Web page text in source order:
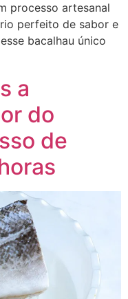
processo artesanal
perfeito de sabor e
bacalhau único
a
do
de